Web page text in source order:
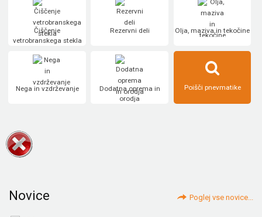
Čiščenje
vetrobranskega stekla
Rezervni deli Olja, maziva in tekočine
Nega in vzdrževanje
Dodatna oprema in
orodja
Poišči pnevmatike
Novice Poglej vse novice...